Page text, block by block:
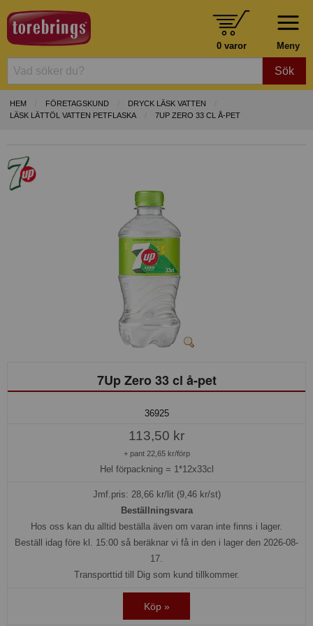
Meny
0 varor
Sök
HEM FÖRETAGSKUND
DRYCK LÄSK VATTEN
LÄSK LÄTTÖL VATTEN PETFLASKA
7UP ZERO 33 CL Å-PET
7Up Zero 33 cl å-pet
36925
113,50 kr
+ pant 22,65 kr/förp
Hel förpackning = 1*12x33cl
Jmf.pris: 28,66kr/lit (9,46 kr/st)
Beställningsvara
Hos oss kan du alltid beställa även om varan inte finns i lager.
Beställ idag före kl. 15:00 så beräknar vi få in den i lager den 2026-08-
17.
Transporttid till Dig som kund tillkommer.
Köp »